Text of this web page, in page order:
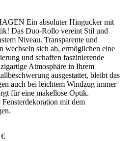
Ein absoluter Hingucker mit
Das Duo-Rollo vereint Stil und
Niveau. Transparente und
wechseln sich ab, ermöglichen eine
und schaffen faszinierende
Atmosphäre in Ihrem
ausgestattet, bleibt das
auch bei leichtem Windzug immer
für eine makellose Optik.
mit dem